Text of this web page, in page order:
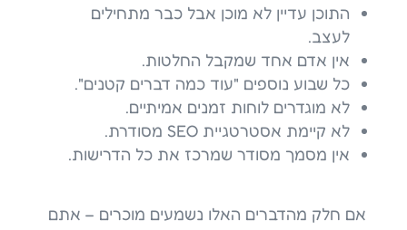
התוכן עדיין לא מוכן אבל כבר מתחילים
לעצב.
אין אדם אחד שמקבל החלטות.
כל שבוע נוספים "עוד כמה דברים קטנים".
לא מוגדרים לוחות זמנים אמיתיים.
לא קיימת אסטרטגיית SEO מסודרת.
אין מסמך מסודר שמרכז את כל הדרישות.
אם חלק מהדברים האלו נשמעים מוכרים – אתם